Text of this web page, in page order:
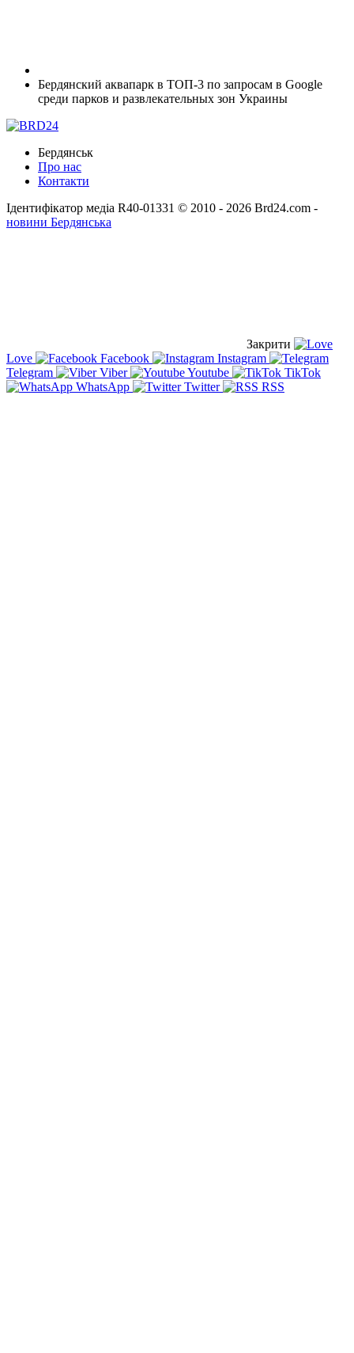
Бердянский аквапарк в ТОП-3 по запросам в Google
среди парков и развлекательных зон Украины
Бердянськ
Про нас
Контакти
Ідентифікатор медіа R40-01331 © 2010 - 2026 Brd24.com -
новини Бердянська
Закрити
Love
Facebook
Instagram
Telegram
Viber Youtube
TikTok
WhatsApp
Twitter RSS